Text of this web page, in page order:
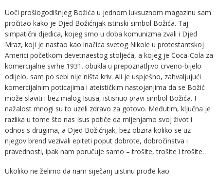
Uoči prošlogodišnjeg Božića u jednom luksuznom magazinu sam
pročitao kako je Djed Božićnjak istinski simbol Božića. Taj
simpatični djedica, kojeg smo u doba komunizma zvali i Djed
Mraz, koji je nastao kao inačica svetog Nikole u protestantskoj
Americi početkom devetnaestog stoljeća, a kojeg je Coca-Cola za
komercijalne svrhe 1931. obukla u prepoznatljivo crveno-bijelo
odijelo, sam po sebi nije ništa kriv. Ali je uspješno, zahvaljujući
komercijalnim poticajima i ateističkim nastojanjima da se Božić
može slaviti i bez malog Isusa, istisnuo pravi simbol Božića. I
nažalost mnogi su to uzeli zdravo za gotovo. Međutim, ključna je
razlika u tome što nas Isus potiče da mijenjamo svoj život i
odnos s drugima, a Djed Božićnjak, bez obzira koliko se uz
njegov brend vezivali epiteti poput dobrote, dobročinstva i
pravednosti, ipak nam poručuje samo – trošite, trošite i trošite…
Ukoliko ne želimo da nam siječanj uistinu prođe kao